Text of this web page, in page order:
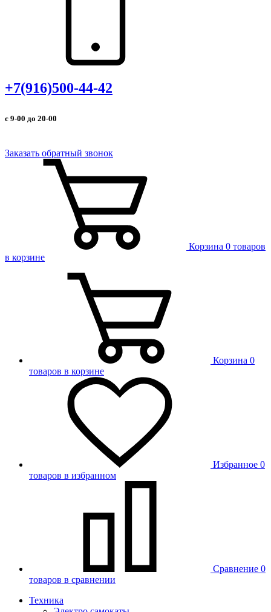
+7(916)500-44-42
с 9-00 до 20-00
Заказать обратный звонок
Корзина 0 товаров
в корзине
Корзина 0
товаров в корзине
Избранное 0
товаров в избранном
Сравнение 0
товаров в сравнении
Техника